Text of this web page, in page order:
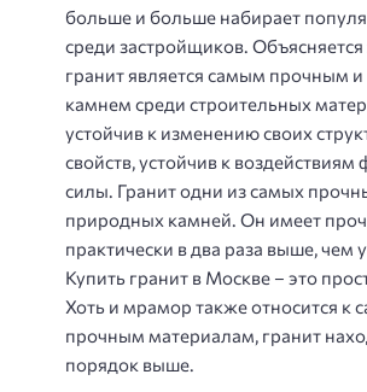
больше и больше набирает
среди застройщиков. Объясняется
гранит является самым прочным
камнем среди строительных
устойчив к изменению своих
свойств, устойчив к воздействиям
силы. Гранит одни из самых
природных камней. Он имеет
практически в два раза выше, чем
Купить гранит в Москве – это
Хоть и мрамор также относится к
прочным материалам, гранит
порядок выше.